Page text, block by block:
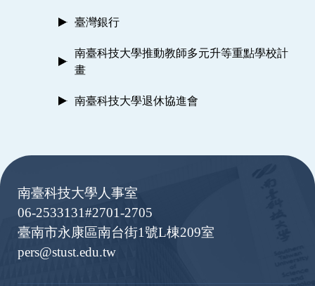
臺灣銀行
南臺科技大學推動教師多元升等重點學校計
畫
南臺科技大學退休協進會
南臺科技大學人事室
06-2533131#2701-2705
臺南市永康區南台街1號L棟209室
pers@stust.edu.tw